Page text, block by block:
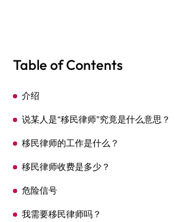
Table of Contents
介绍
说某人是“移民律师”究竟是什么意思？
移民律师的工作是什么？
移民律师收费是多少？
危险信号
我需要移民律师吗？